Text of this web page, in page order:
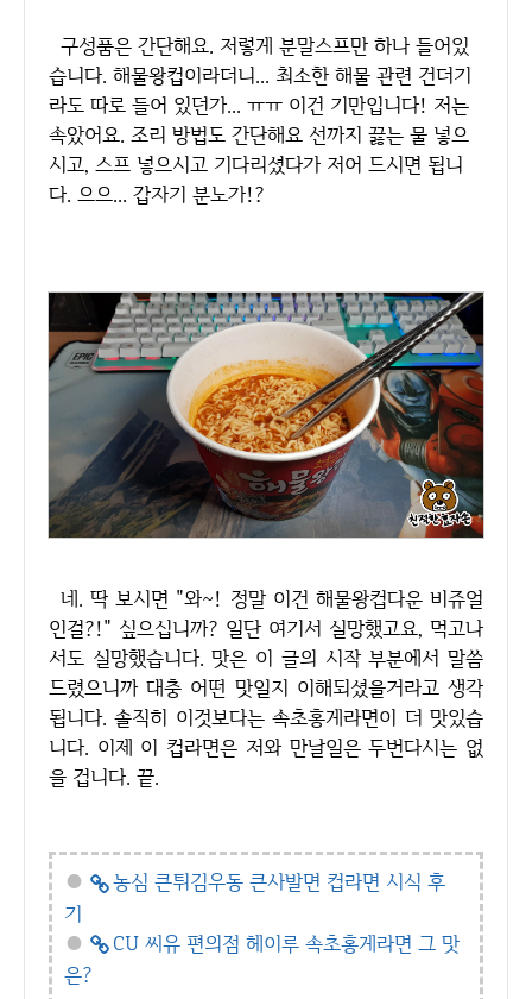
구성품은 간단해요. 저렇게 분말스프만 하나 들어있
습니다. 해물왕컵이라더니... 최소한 해물 관련 건더기
라도 따로 들어 있던가... ㅠㅠ 이건 기만입니다! 저는
속았어요. 조리 방법도 간단해요 선까지 끓는 물 넣으
시고, 스프 넣으시고 기다리셨다가 저어 드시면 됩니
다. 으으... 갑자기 분노가!?
네. 딱 보시면 "와~! 정말 이건 해물왕컵다운 비쥬얼
인걸?!" 싶으십니까? 일단 여기서 실망했고요, 먹고나
서도 실망했습니다. 맛은 이 글의 시작 부분에서 말씀
드렸으니까 대충 어떤 맛일지 이해되셨을거라고 생각
됩니다. 솔직히 이것보다는 속초홍게라면이 더 맛있습
니다. 이제 이 컵라면은 저와 만날일은 두번다시는 없
을 겁니다. 끝.
●
농심 큰튀김우동 큰사발면 컵라면 시식 후
기
●
CU 씨유 편의점 헤이루 속초홍게라면 그 맛
은?